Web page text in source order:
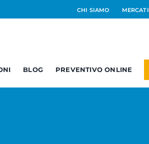
CHI SIAMO MERCATI
BLOG PREVENTIVO ONLINE